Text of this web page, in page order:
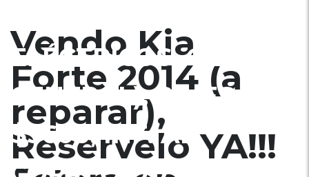
ELÉCTRICOS, CIERRE
CENTRAL), RINES,
$5600, INF. AL
Vendo Kia
Forte 2014 (a
reparar),
Reservelo YA!!!